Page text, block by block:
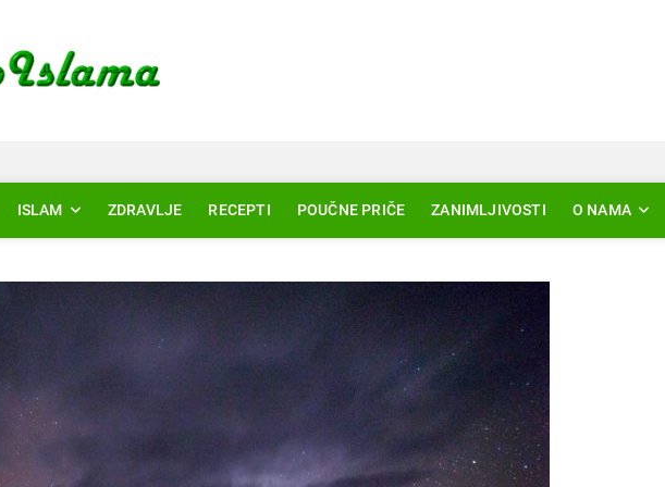
ISLAM ZDRAVLJE RECEPTI POUČNE PRIČE ZANIMLJIVOSTI O NAMA